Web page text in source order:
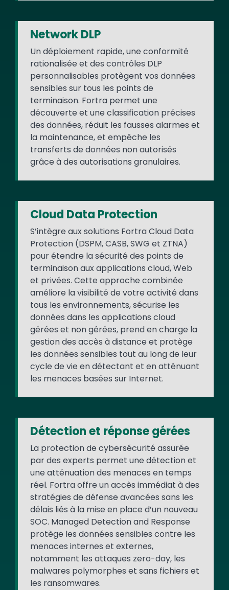
Network DLP
Un déploiement rapide, une conformité
rationalisée et des contrôles DLP
personnalisables protègent vos données
sensibles sur tous les points de
terminaison. Fortra permet une
découverte et une classification précises
des données, réduit les fausses alarmes et
la maintenance, et empêche les
transferts de données non autorisés
grâce à des autorisations granulaires.
Cloud Data Protection
S’intègre aux solutions Fortra Cloud Data
Protection (DSPM, CASB, SWG et ZTNA)
pour étendre la sécurité des points de
terminaison aux applications cloud, Web
et privées. Cette approche combinée
améliore la visibilité de votre activité dans
tous les environnements, sécurise les
données dans les applications cloud
gérées et non gérées, prend en charge la
gestion des accès à distance et protège
les données sensibles tout au long de leur
cycle de vie en détectant et en atténuant
les menaces basées sur Internet.
Détection et réponse gérées
La protection de cybersécurité assurée
par des experts permet une détection et
une atténuation des menaces en temps
réel. Fortra offre un accès immédiat à des
stratégies de défense avancées sans les
délais liés à la mise en place d’un nouveau
SOC. Managed Detection and Response
protège les données sensibles contre les
menaces internes et externes,
notamment les attaques zero-day, les
malwares polymorphes et sans fichiers et
les ransomwares.